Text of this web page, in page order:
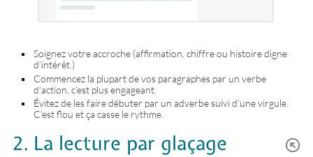
Soignez votre accroche (affirmation, chiffre ou histoire digne
d’intérêt.)
Commencez la plupart de vos paragraphes par un verbe
d’action, c’est plus engageant.
Évitez de les faire débuter par un adverbe suivi d’une virgule.
C’est flou et ça casse le rythme.
2. La lecture par glaçage